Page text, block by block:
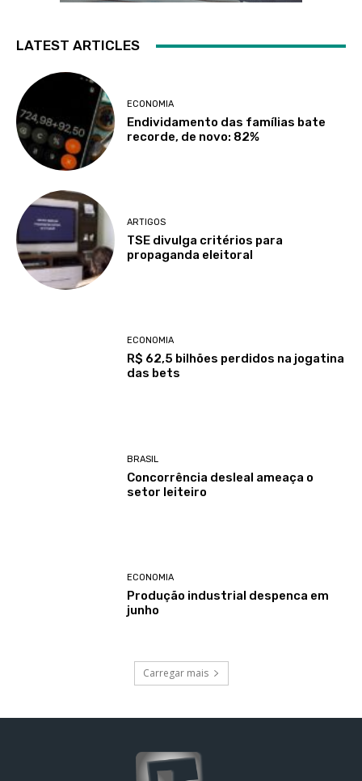
LATEST ARTICLES
ECONOMIA
Endividamento das famílias bate
recorde, de novo: 82%
ARTIGOS
TSE divulga critérios para
propaganda eleitoral
ECONOMIA
R$ 62,5 bilhões perdidos na jogatina
das bets
BRASIL
Concorrência desleal ameaça o
setor leiteiro
ECONOMIA
Produção industrial despenca em
junho
Carregar mais